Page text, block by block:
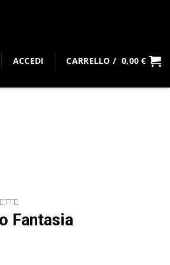
ACCEDI CARRELLO / 0,00€
Fantasia